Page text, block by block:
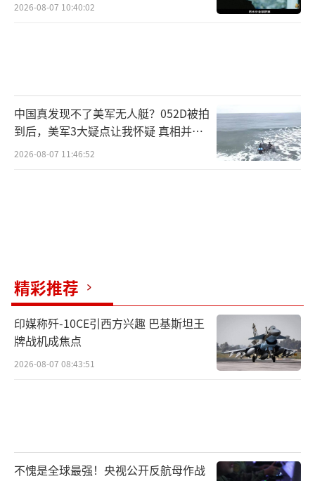
2026-08-07 10:40:02
中国真发现不了美军无人艇？052D被拍
到后，美军3大疑点让我怀疑 真相并非
如此
2026-08-07 11:46:52
精彩推荐
印媒称歼-10CE引西方兴趣 巴基斯坦王
牌战机成焦点
2026-08-07 08:43:51
不愧是全球最强！央视公开反航母作战